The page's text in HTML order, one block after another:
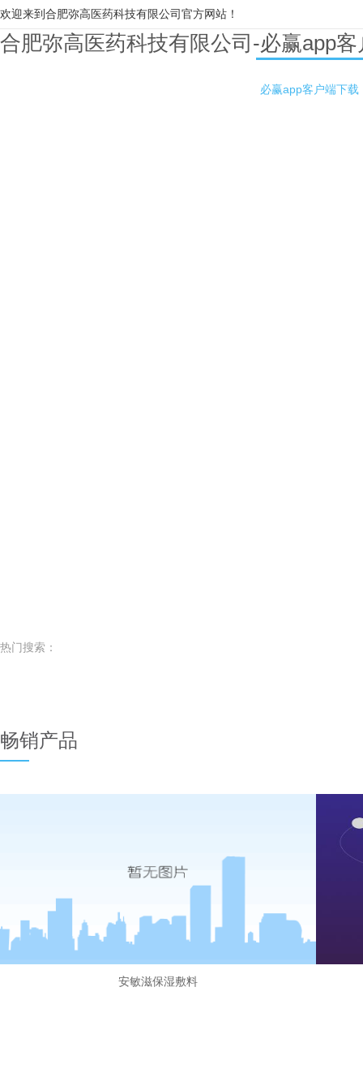
欢迎来到合肥弥高医药科技有限公司官方网站！
合肥弥高医药科技有限公司-必赢app
必赢app客户端下载
热门搜索：
畅销产品
安敏滋保湿敷料